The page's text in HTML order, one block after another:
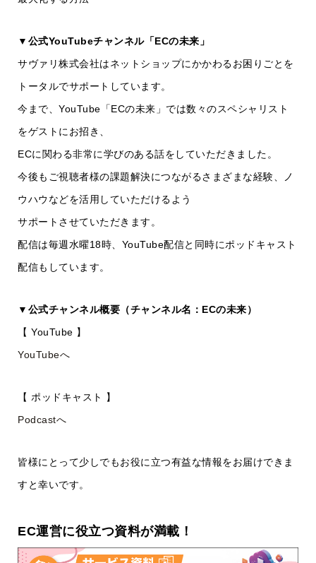
▼公式YouTubeチャンネル「ECの未来」
サヴァリ株式会社はネットショップにかかわるお困りごとを
トータルでサポートしています。
今まで、YouTube「ECの未来」では数々のスペシャリスト
をゲストにお招き、
ECに関わる非常に学びのある話をしていただきました。
今後もご視聴者様の課題解決につながるさまざまな経験、ノ
ウハウなどを活用していただけるよう
サポートさせていただきます。
配信は毎週水曜18時、YouTube配信と同時にポッドキャスト
配信もしています。
▼公式チャンネル概要（チャンネル名：ECの未来）
【 YouTube 】
YouTubeへ
【 ポッドキャスト 】
Podcastへ
皆様にとって少しでもお役に立つ有益な情報をお届けできま
すと幸いです。
EC運営に役立つ資料が満載！